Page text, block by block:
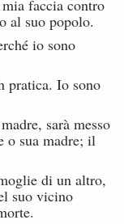
faccia contro
al suo popolo.
io sono
pratica. Io sono
sarà messo
o sua madre; il
di un altro,
suo vicino